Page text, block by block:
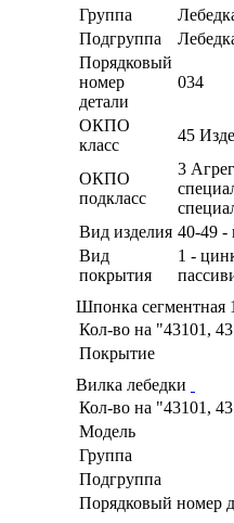
Группа
Подгруппа
Порядковый
номер
детали
034
ОКПО
класс
45
ОКПО
подкласс
3
Вид изделия 40-49 -
Вид
покрытия
1 -
Шпонка сегментная
Кол-во на "43101,
Покрытие
Вилка лебедки
Кол-во на "43101,
Модель
Группа
Подгруппа
Порядковый номер